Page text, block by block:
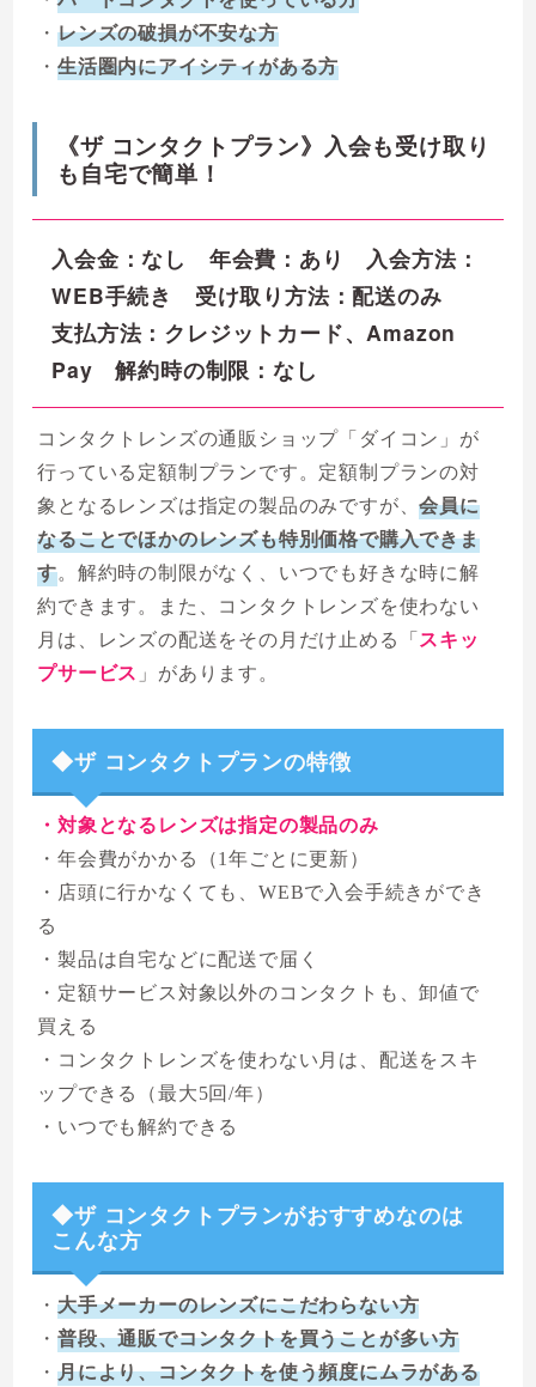
・ レンズの破損が不安な方
・ 生活圏内にアイシティがある方
《ザ コンタクトプラン》入会も受け取り
も自宅で簡単！
入会金：なし 年会費：あり 入会方法：
WEB手続き 受け取り方法：配送のみ
支払方法：クレジットカード、Amazon
Pay 解約時の制限：なし
コンタクトレンズの通販ショップ「ダイコン」が
行っている定額制プランです。定額制プランの対
象となるレンズは指定の製品のみですが、会員に
なることでほかのレンズも特別価格で購入できま
す。解約時の制限がなく、いつでも好きな時に解
約できます。また、コンタクトレンズを使わない
月は、レンズの配送をその月だけ止める「 スキッ
プサービス 」があります。
◆ザ コンタクトプランの特徴
・対象となるレンズは指定の製品のみ
・年会費がかかる（1年ごとに更新）
・店頭に行かなくても、WEBで入会手続きができ
る
・製品は自宅などに配送で届く
・定額サービス対象以外のコンタクトも、卸値で
買える
・コンタクトレンズを使わない月は、配送をスキ
ップできる（最大5回/年）
・いつでも解約できる
◆ザ コンタクトプランがおすすめなのは
こんな方
・ 大手メーカーのレンズにこだわらない方
・ 普段、通販でコンタクトを買うことが多い方
・ 月により、コンタクトを使う頻度にムラがある